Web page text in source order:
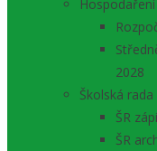
2028
Školská rada
ŠR
ŠR